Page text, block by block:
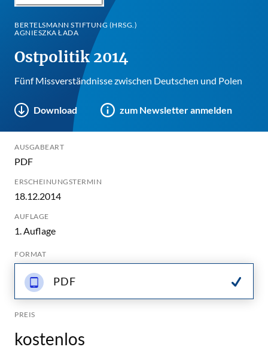
BERTELSMANN STIFTUNG (HRSG.)
AGNIESZKA ŁADA
Ostpolitik 2014
Fünf Missverständnisse zwischen Deutschen und Polen
Download zum Newsletter anmelden
AUSGABEART
PDF
ERSCHEINUNGSTERMIN
18.12.2014
AUFLAGE
1. Auflage
FORMAT
PDF
PREIS
kostenlos